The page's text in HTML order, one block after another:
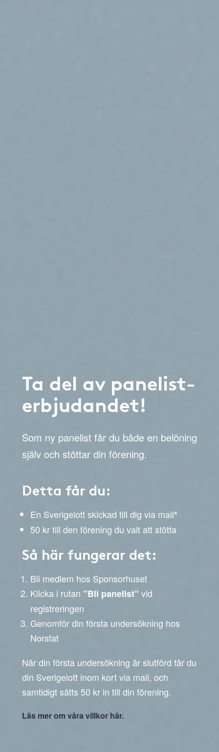
Ta del av panelist-
erbjudandet!
Som ny panelist får du både en belöning
själv och stöttar din förening.
Detta får du:
En Sverigelott skickad till dig via mail*
50 kr till den förening du valt att stötta
Så här fungerar det:
Bli medlem hos Sponsorhuset
Klicka i rutan ”Bli panelist” vid
registreringen
Genomför din första undersökning hos
Norstat
När din första undersökning är slutförd får du
din Sverigelott inom kort via mail, och
samtidigt sätts 50 kr in till din förening.
Läs mer om våra villkor här.